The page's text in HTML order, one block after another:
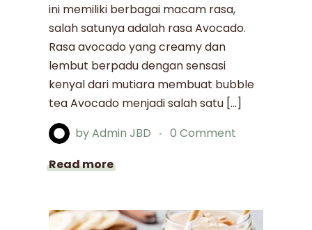
ini memiliki berbagai macam rasa,
salah satunya adalah rasa Avocado.
Rasa avocado yang creamy dan
lembut berpadu dengan sensasi
kenyal dari mutiara membuat bubble
tea Avocado menjadi salah satu […]
byAdmin JBD
0 Comment
Read more